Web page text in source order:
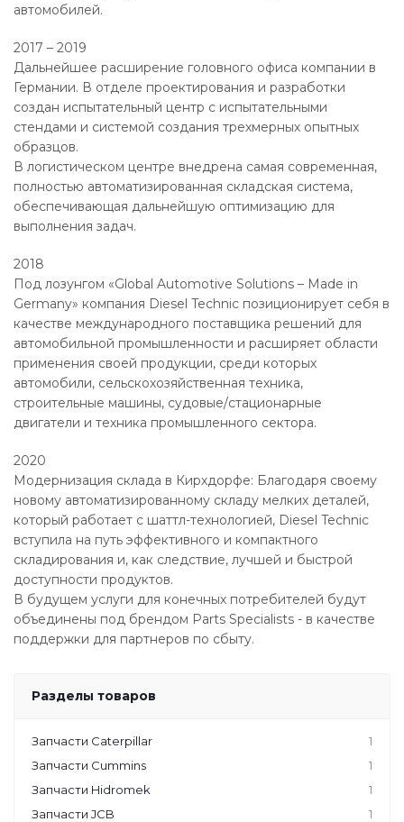
автомобилей.
2017 – 2019
Дальнейшее расширение головного офиса компании в
Германии. В отделе проектирования и разработки
создан испытательный центр с испытательными
стендами и системой создания трехмерных опытных
образцов.
В логистическом центре внедрена самая современная,
полностью автоматизированная складская система,
обеспечивающая дальнейшую оптимизацию для
выполнения задач.
2018
Под лозунгом «Global Automotive Solutions – Made in
Germany» компания Diesel Technic позиционирует себя в
качестве международного поставщика решений для
автомобильной промышленности и расширяет области
применения своей продукции, среди которых
автомобили, сельскохозяйственная техника,
строительные машины, судовые/стационарные
двигатели и техника промышленного сектора.
2020
Модернизация склада в Кирхдорфе: Благодаря своему
новому автоматизированному складу мелких деталей,
который работает с шаттл-технологией, Diesel Technic
вступила на путь эффективного и компактного
складирования и, как следствие, лучшей и быстрой
доступности продуктов.
В будущем услуги для конечных потребителей будут
объединены под брендом Parts Specialists - в качестве
поддержки для партнеров по сбыту.
Разделы товаров
Запчасти Caterpillar
1
Запчасти Cummins
1
Запчасти Hidromek
1
Запчасти JCB
1